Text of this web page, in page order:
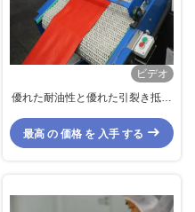
ビデオ
優れた耐油性と優れた引裂き抵抗
和ニトリルゴム
最高 の 価格 を 入手 する